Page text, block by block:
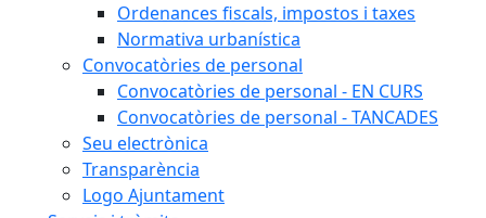
Ordenances fiscals, impostos i taxes
Normativa urbanística
Convocatòries de personal
Convocatòries de personal - EN CURS
Convocatòries de personal - TANCADES
Seu electrònica
Transparència
Logo Ajuntament